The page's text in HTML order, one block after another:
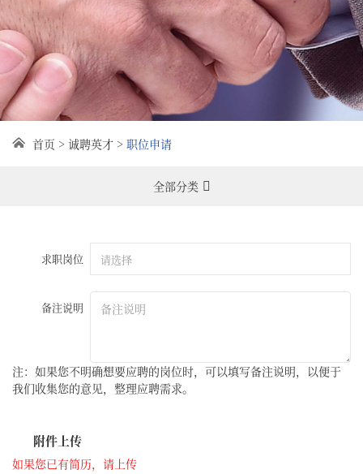
首页 > 诚聘英才 > 职位申请
全部分类
求职岗位 请选择
备注说明
注：如果您不明确想要应聘的岗位时，可以填写备注说明，以便于
我们收集您的意见，整理应聘需求。
附件上传
如果您已有简历，请上传